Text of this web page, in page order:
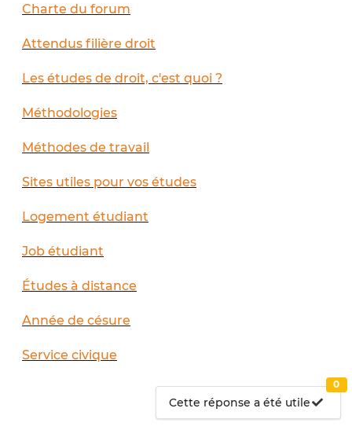
Charte du forum
Attendus filière droit
Les études de droit, c'est quoi ?
Méthodologies
Méthodes de travail
Sites utiles pour vos études
Logement étudiant
Job étudiant
Études à distance
Année de césure
Service civique
Cette réponse a été utile
0